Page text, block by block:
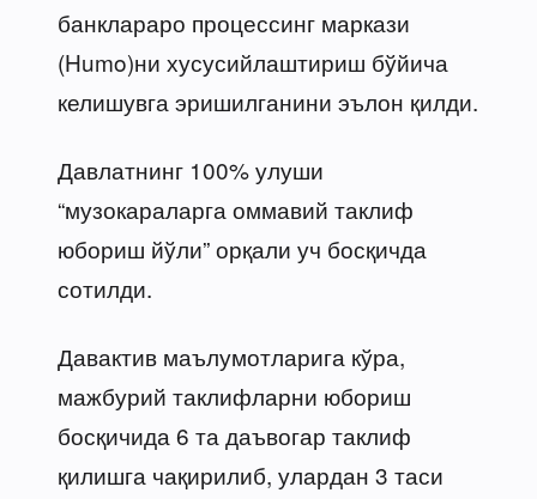
банклараро процессинг маркази
(Humo)ни хусусийлаштириш бўйича
келишувга эришилганини эълон қилди.
Давлатнинг 100% улуши
“музокараларга оммавий таклиф
юбориш йўли” орқали уч босқичда
сотилди.
Давактив маълумотларига кўра,
мажбурий таклифларни юбориш
босқичида 6 та даъвогар таклиф
қилишга чақирилиб, улардан 3 таси